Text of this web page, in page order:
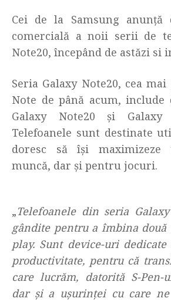
Cei de la Samsung anunță
comercială a noii serii de
Note20, începând de astăzi si
Seria Galaxy Note20, cea
Note de până acum, include
Galaxy Note20 și Galaxy
Telefoanele sunt destinate
doresc să își
muncă, dar și pentru jocuri.
„Telefoanele din seria
gândite pentru a îmbina
play. Sunt device-uri
productivitate, pentru că
care lucrăm, datorită S-Pen-
dar și a ușurinței cu care ne